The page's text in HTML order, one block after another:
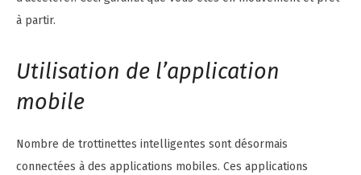
à partir.
Utilisation de l’application
mobile
Nombre de trottinettes intelligentes sont désormais
connectées à des applications mobiles. Ces applications